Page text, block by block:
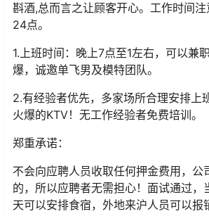
斟酒,总而言之让顾客开心。工作时间
24点。
1.上班时间：晚上7点至1左右，可以兼
爆，诚邀单飞男及模特团队。
2.有经验者优先，多家场所合理安排上
火爆的KTV！无工作经验者免费培训。
郑重承诺：
不会向应聘人员收取任何押金费用，公
的，所以应聘者无需担心！面试通过，
天可以安排食宿，外地来沪人员可以报